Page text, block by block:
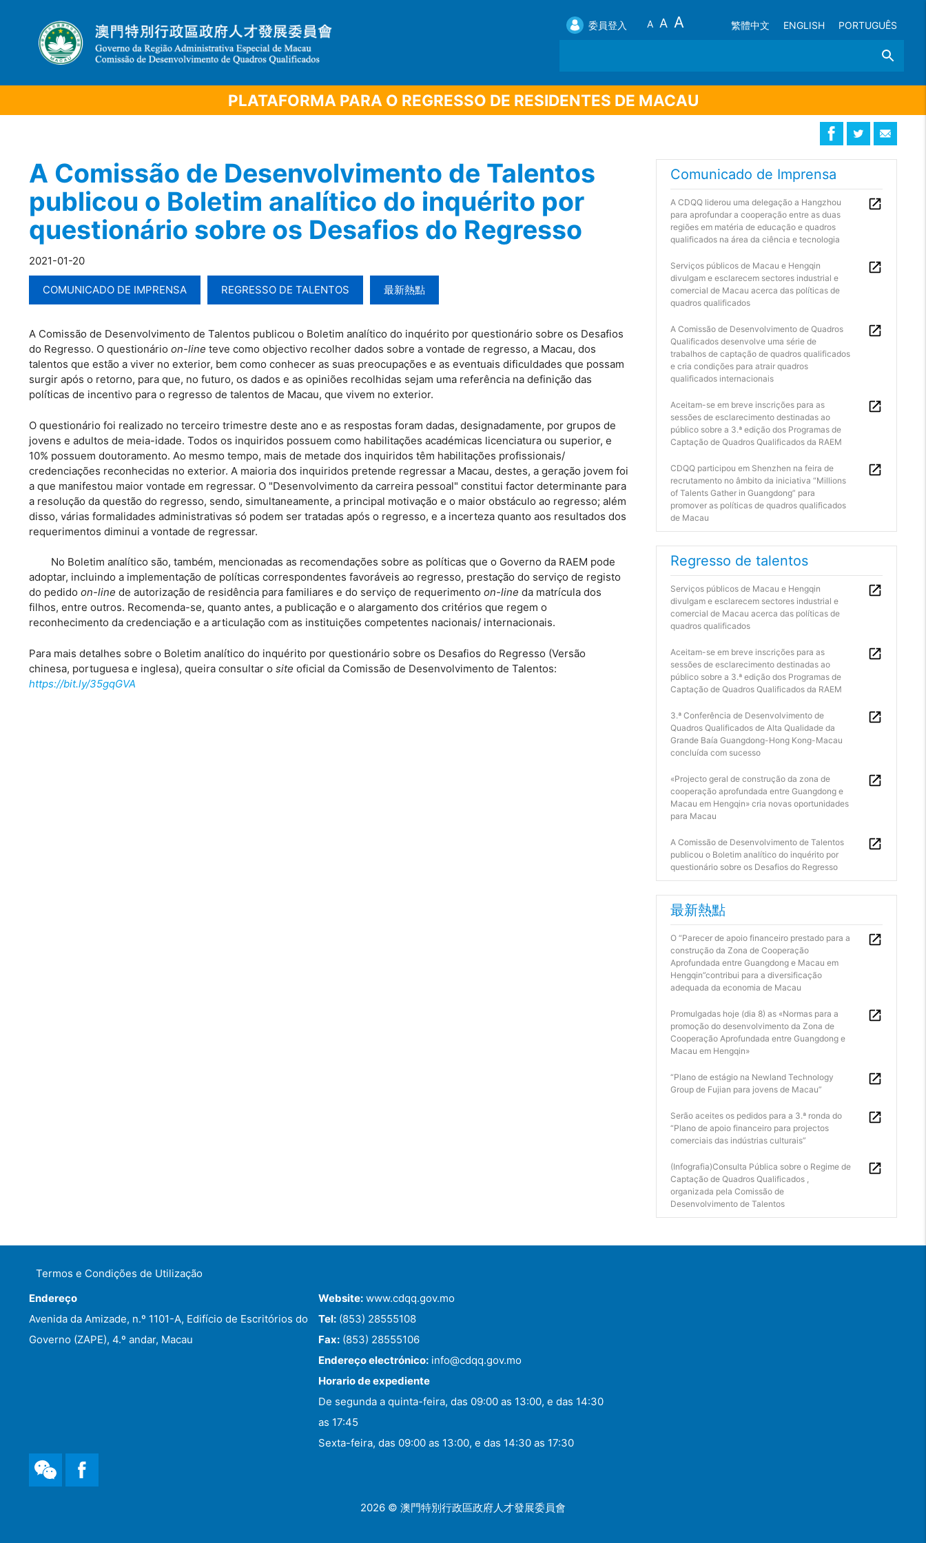
委員登入 A A A 繁體中文 ENGLISH PORTUGUÊS
PLATAFORMA PARA O REGRESSO DE RESIDENTES DE MACAU
A Comissão de Desenvolvimento de Talentos
publicou o Boletim analítico do inquérito por
questionário sobre os Desafios do Regresso
2021-01-20
COMUNICADO DE IMPRENSA REGRESSO DE TALENTOS 最新熱點
A Comissão de Desenvolvimento de Talentos publicou o Boletim analítico do inquérito por questionário sobre os Desafios
do Regresso. O questionário on-line teve como objectivo recolher dados sobre a vontade de regresso, a Macau, dos
talentos que estão a viver no exterior, bem como conhecer as suas preocupações e as eventuais dificuldades que possam
surgir após o retorno, para que, no futuro, os dados e as opiniões recolhidas sejam uma referência na definição das
políticas de incentivo para o regresso de talentos de Macau, que vivem no exterior.
O questionário foi realizado no terceiro trimestre deste ano e as respostas foram dadas, designadamente, por grupos de
jovens e adultos de meia-idade. Todos os inquiridos possuem como habilitações académicas licenciatura ou superior, e
10% possuem doutoramento. Ao mesmo tempo, mais de metade dos inquiridos têm habilitações profissionais/
credenciações reconhecidas no exterior. A maioria dos inquiridos pretende regressar a Macau, destes, a geração jovem foi
a que manifestou maior vontade em regressar. O "Desenvolvimento da carreira pessoal" constitui factor determinante para
a resolução da questão do regresso, sendo, simultaneamente, a principal motivação e o maior obstáculo ao regresso; além
disso, várias formalidades administrativas só podem ser tratadas após o regresso, e a incerteza quanto aos resultados dos
requerimentos diminui a vontade de regressar.
No Boletim analítico são, também, mencionadas as recomendações sobre as políticas que o Governo da RAEM pode
adoptar, incluindo a implementação de políticas correspondentes favoráveis ao regresso, prestação do serviço de registo
do pedido on-line de autorização de residência para familiares e do serviço de requerimento on-line da matrícula dos
filhos, entre outros. Recomenda-se, quanto antes, a publicação e o alargamento dos critérios que regem o
reconhecimento da credenciação e a articulação com as instituições competentes nacionais/ internacionais.
Para mais detalhes sobre o Boletim analítico do inquérito por questionário sobre os Desafios do Regresso (Versão
chinesa, portuguesa e inglesa), queira consultar o site oficial da Comissão de Desenvolvimento de Talentos:
https://bit.ly/35gqGVA
Comunicado de Imprensa
A CDQQ liderou uma delegação a Hangzhou
para aprofundar a cooperação entre as duas
regiões em matéria de educação e quadros
qualificados na área da ciência e tecnologia
Serviços públicos de Macau e Hengqin
divulgam e esclarecem sectores industrial e
comercial de Macau acerca das políticas de
quadros qualificados
A Comissão de Desenvolvimento de Quadros
Qualificados desenvolve uma série de
trabalhos de captação de quadros qualificados
e cria condições para atrair quadros
qualificados internacionais
Aceitam-se em breve inscrições para as
sessões de esclarecimento destinadas ao
público sobre a 3.ª edição dos Programas de
Captação de Quadros Qualificados da RAEM
CDQQ participou em Shenzhen na feira de
recrutamento no âmbito da iniciativa “Millions
of Talents Gather in Guangdong” para
promover as políticas de quadros qualificados
de Macau
Regresso de talentos
Serviços públicos de Macau e Hengqin
divulgam e esclarecem sectores industrial e
comercial de Macau acerca das políticas de
quadros qualificados
Aceitam-se em breve inscrições para as
sessões de esclarecimento destinadas ao
público sobre a 3.ª edição dos Programas de
Captação de Quadros Qualificados da RAEM
3.ª Conferência de Desenvolvimento de
Quadros Qualificados de Alta Qualidade da
Grande Baía Guangdong-Hong Kong-Macau
concluída com sucesso
«Projecto geral de construção da zona de
cooperação aprofundada entre Guangdong e
Macau em Hengqin» cria novas oportunidades
para Macau
A Comissão de Desenvolvimento de Talentos
publicou o Boletim analítico do inquérito por
questionário sobre os Desafios do Regresso
最新熱點
O “Parecer de apoio financeiro prestado para a
construção da Zona de Cooperação
Aprofundada entre Guangdong e Macau em
Hengqin”contribui para a diversificação
adequada da economia de Macau
Promulgadas hoje (dia 8) as «Normas para a
promoção do desenvolvimento da Zona de
Cooperação Aprofundada entre Guangdong e
Macau em Hengqin»
“Plano de estágio na Newland Technology
Group de Fujian para jovens de Macau”
Serão aceites os pedidos para a 3.ª ronda do
“Plano de apoio financeiro para projectos
comerciais das indústrias culturais”
(Infografia)Consulta Pública sobre o Regime de
Captação de Quadros Qualificados ,
organizada pela Comissão de
Desenvolvimento de Talentos
Termos e Condições de Utilização
Endereço
Avenida da Amizade, n.º 1101-A, Edifício de Escritórios do
Governo (ZAPE), 4.º andar, Macau
Website: www.cdqq.gov.mo
Tel: (853) 28555108
Fax: (853) 28555106
Endereço electrónico: info@cdqq.gov.mo
Horario de expediente
De segunda a quinta-feira, das 09:00 as 13:00, e das 14:30
as 17:45
Sexta-feira, das 09:00 as 13:00, e das 14:30 as 17:30
2026 © 澳門特別行政區政府人才發展委員會